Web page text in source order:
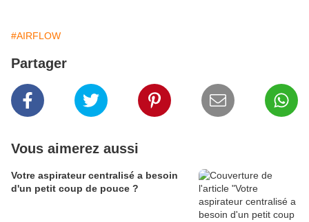
#AIRFLOW
Partager
Vous aimerez aussi
Votre aspirateur centralisé a besoin
d'un petit coup de pouce ?